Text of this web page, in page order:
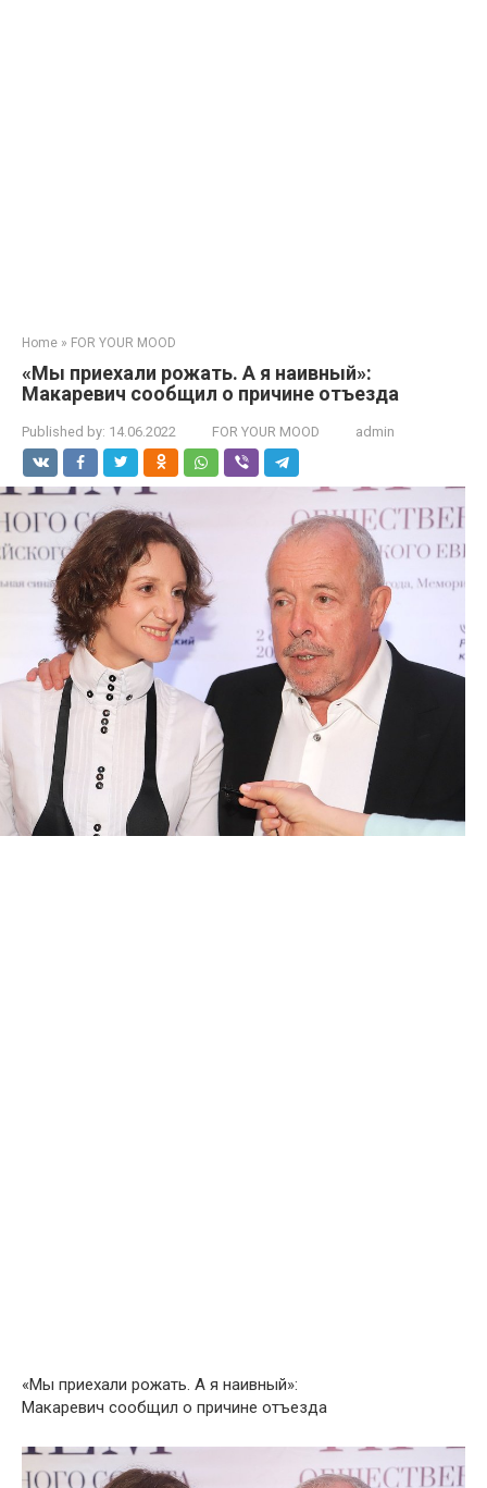
Home » FOR YOUR MOOD
«Мы приехали рожать. А я наивный»:
Макаревич сообщил о причине отъезда
Published by: 14.06.2022 FOR YOUR MOOD admin
«Мы приехали рожать. А я наивный»:
Макаревич сообщил о причине отъезда